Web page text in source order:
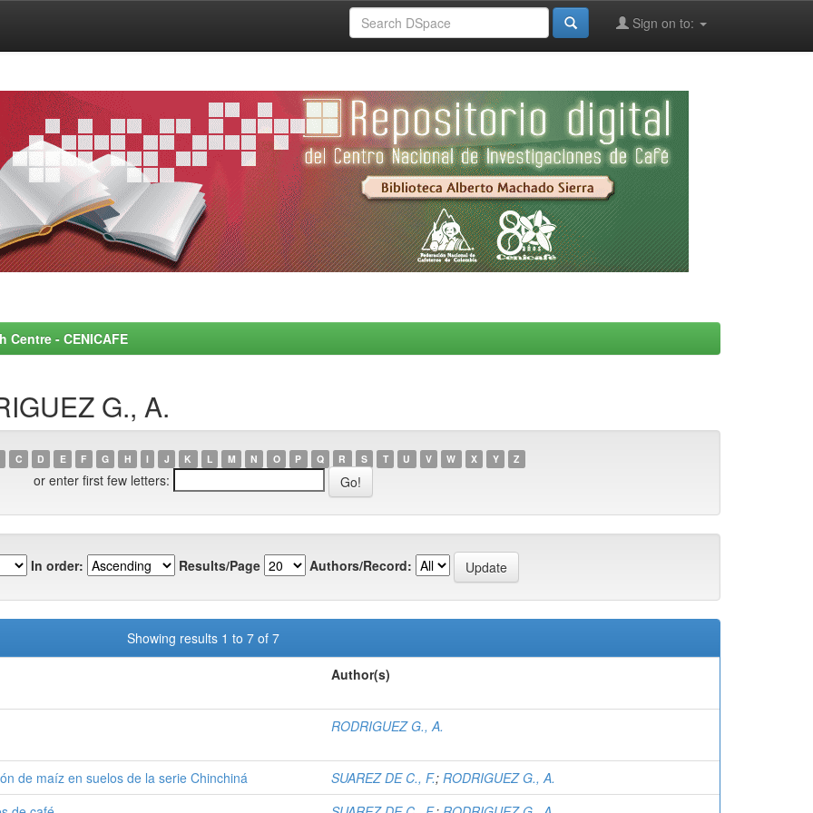
Sign on to:
- CENICAFE
G., A.
C D E F G H I J K L M N O P Q R S T U V W X Y Z
or enter first few letters:
In order: Results/Page Authors/Record:
Showing results 1 to 7 of 7
Author(s)
RODRIGUEZ G., A.
de maíz en suelos de la serie Chinchiná SUAREZ DE C., F.; RODRIGUEZ G., A.